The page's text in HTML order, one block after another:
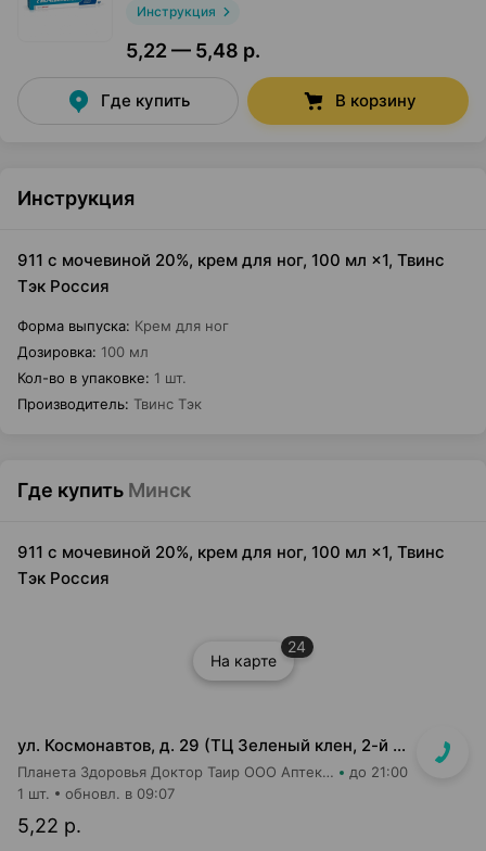
Инструкция
5,22 — 5,48 р.
Где купить В корзину
Инструкция
911 с мочевиной 20%, крем для ног, 100 мл ×1, Твинс
Тэк Россия
Форма выпуска: Крем для ног
Дозировка: 100 мл
Кол-во в упаковке: 1 шт.
Производитель: Твинс Тэк
Где купить Минск
911 с мочевиной 20%, крем для ног, 100 мл ×1, Твинс
Тэк Россия
На карте
24
ул. Космонавтов, д. 29 (ТЦ Зеленый клен, 2-й этаж)
Планета Здоровья Доктор Таир ООО Аптека №6 до 21:00
5,22 р.
1 шт. обновл. в 09:07